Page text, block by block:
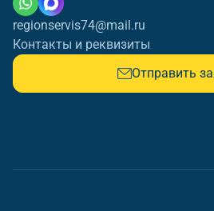
regionservis74@mail.ru
Контакты и реквизиты
Отправить